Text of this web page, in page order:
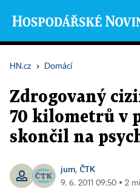
HN.cz › Domácí
Zdrogovaný
70 kilometrů v
skončil na
jum, ČTK
9. 6. 2011 09:50 ▪ 2